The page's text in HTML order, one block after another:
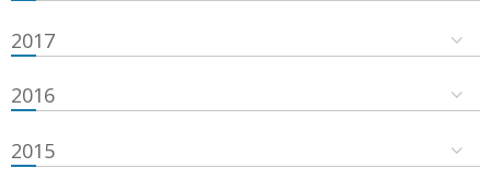
2017
2016
2015